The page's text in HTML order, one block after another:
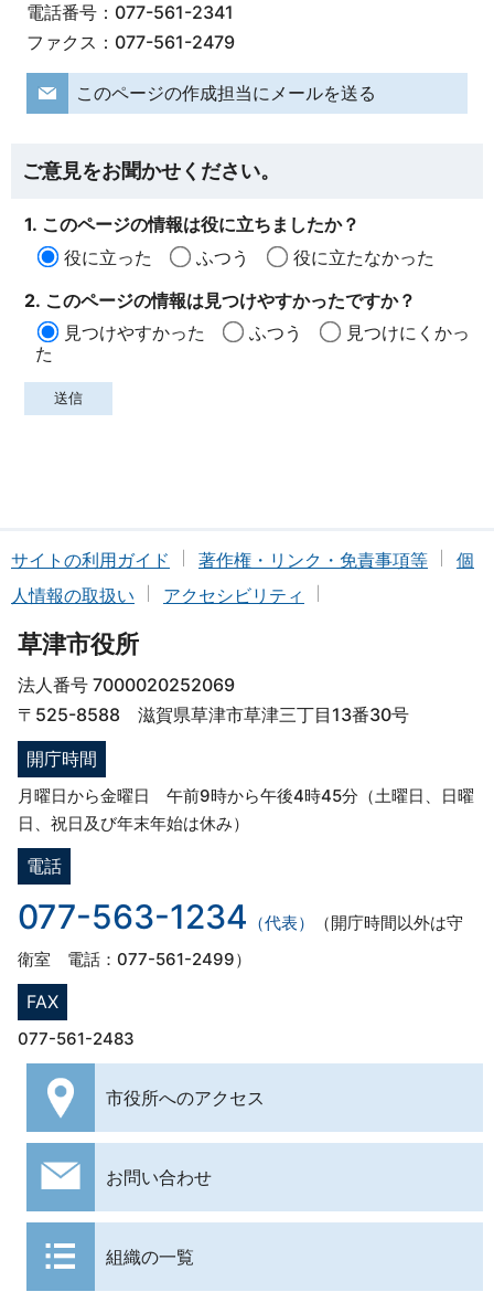
電話番号：077-561-2341
ファクス：077-561-2479
このページの作成担当にメールを送る
ご意見をお聞かせください。
1. このページの情報は役に立ちましたか？
役に立った
ふつう
役に立たなかった
2. このページの情報は見つけやすかったですか？
見つけやすかった
ふつう
見つけにくかっ
た
サイトの利用ガイド 著作権・リンク・免責事項等
個
人情報の取扱い
アクセシビリティ
草津市役所
法人番号 7000020252069
〒525-8588 滋賀県草津市草津三丁目13番30号
開庁時間
月曜日から金曜日 午前9時から午後4時45分（土曜日、日曜
日、祝日及び年末年始は休み）
電話
077-563-1234 （代表）
（開庁時間以外は守
衛室 電話：077-561-2499）
FAX
077-561-2483
市役所へのアクセス
お問い合わせ
組織の一覧